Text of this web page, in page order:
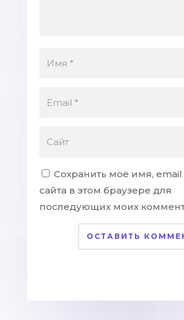
Сохранить моё имя,
сайта в этом браузере для
последующих моих
ОСТАВИТЬ